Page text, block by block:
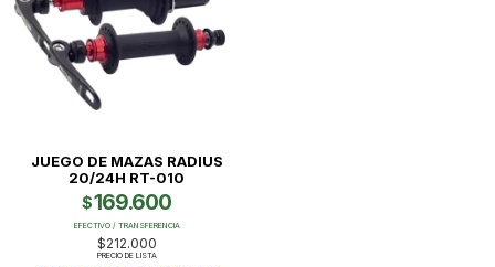
JUEGO DE MAZAS RADIUS
20/24H RT-010
$169.600
EFECTIVO / TRANSFERENCIA
$212.000
PRECIO DE LISTA